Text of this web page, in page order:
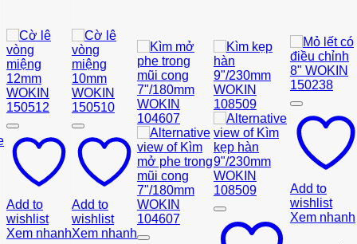
Add to
wishlist
Xem nhanh
Add to
wishlist
Xem nhanh
Add to
wishlist
Xem nhanh